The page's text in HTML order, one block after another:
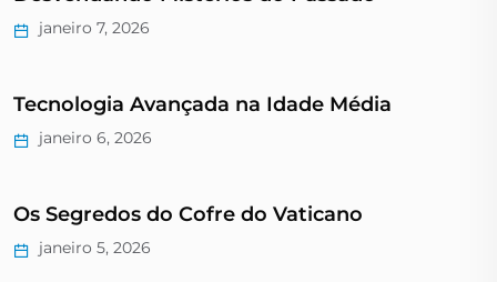
janeiro 7, 2026
Tecnologia Avançada na Idade Média
janeiro 6, 2026
Os Segredos do Cofre do Vaticano
janeiro 5, 2026